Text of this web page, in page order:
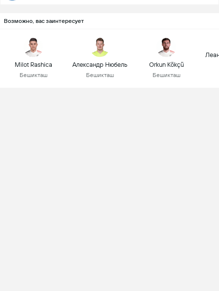
Возможно, вас заинтересует
Milot Rashica
Бешикташ
Александр Нюбель
Бешикташ
Orkun Kökçü
Бешикташ